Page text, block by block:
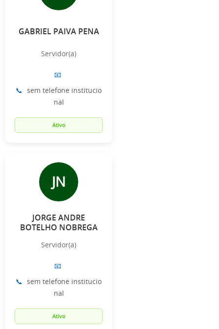
GABRIEL PAIVA PENA
Servidor(a)
📧
📞 sem telefone institucio
nal
Ativo
JN
JORGE ANDRE
BOTELHO NOBREGA
Servidor(a)
📧
📞 sem telefone institucio
nal
Ativo